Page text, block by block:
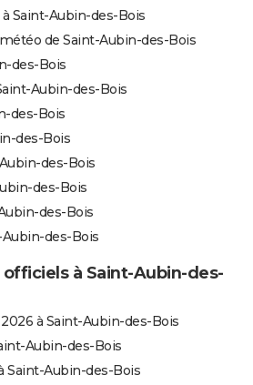
Saint-Aubin-des-Bois
de Saint-Aubin-des-Bois
des-Bois
Aubin-des-Bois
des-Bois
des-Bois
des-Bois
des-Bois
des-Bois
des-Bois
à Saint-Aubin-des-
à Saint-Aubin-des-Bois
Aubin-des-Bois
Saint-Aubin-des-Bois